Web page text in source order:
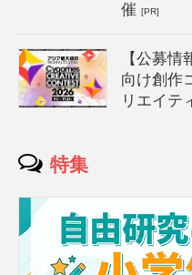
催[PR]
【公募
向け創作
リエイテ
特集